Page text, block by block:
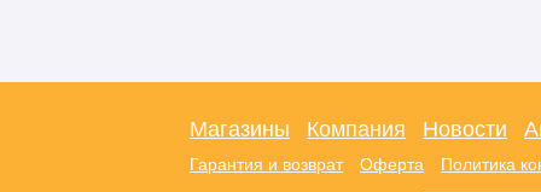
Магазины Компания Новости
Гарантия и возврат Оферта Политика